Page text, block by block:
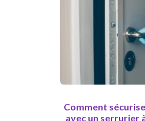
Comment
avec un serrurier